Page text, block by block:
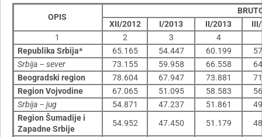
OPIS
XII/2012
I/2013 II/2013
1
2 3
4
Republika Srbija*
65.165 54.447 60.199
Srbija – sever
73.155 59.958 66.558
Beogradski region
78.604 67.947 73.881
Region Vojvodine
67.065 51.095 58.583
Srbija – jug
54.871 47.237 51.861
Region Šumadije i
Zapadne Srbije
54.952 47.450 51.179